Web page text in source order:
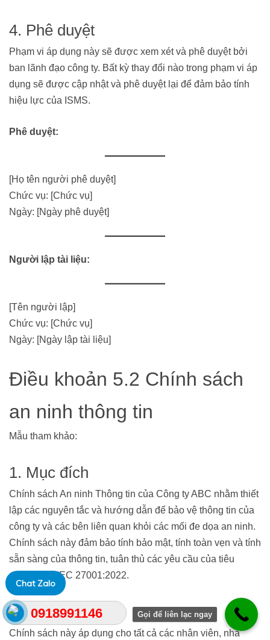
4. Phê duyệt
Phạm vi áp dụng này sẽ được xem xét và phê duyệt bởi
ban lãnh đạo công ty. Bất kỳ thay đổi nào trong phạm vi áp
dụng sẽ được cập nhật và phê duyệt lại để đảm bảo tính
hiệu lực của ISMS.
Phê duyệt:
[Họ tên người phê duyệt]
Chức vụ: [Chức vụ]
Ngày: [Ngày phê duyệt]
Người lập tài liệu:
[Tên người lập]
Chức vụ: [Chức vụ]
Ngày: [Ngày lập tài liệu]
Điều khoản 5.2 Chính sách
an ninh thông tin
Mẫu tham khảo:
1. Mục đích
Chính sách An ninh Thông tin của Công ty ABC nhằm thiết
lập các nguyên tắc và hướng dẫn để bảo vệ thông tin của
công ty và các bên liên quan khỏi các mối đe dọa an ninh.
Chính sách này đảm bảo tính bảo mật, tính toàn vẹn và tính
sẵn sàng của thông tin, tuân thủ các yêu cầu của tiêu
chuẩn ISO/IEC 27001:2022.
2. Phạm vi
Chính sách này áp dụng cho tất cả các nhân viên, nhà
Chat Zalo
0918991146 Gọi để liên lạc ngay